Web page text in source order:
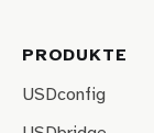
PRODUKTE
USDconfig